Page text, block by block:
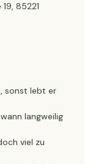
85221
sonst lebt er
langweilig
viel zu